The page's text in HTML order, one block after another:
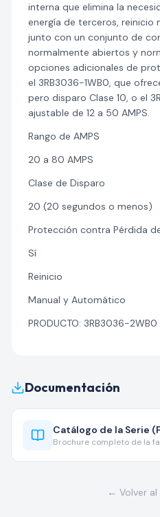
interna que elimina la
energía de terceros, reinicio
junto con un conjunto de
normalmente abiertos y
opciones adicionales de
el 3RB3036-1WB0, que
pero disparo Clase 10, o el
ajustable de 12 a 50 AMPS.
Rango de AMPS
20 a 80 AMPS
Clase de Disparo
20 (20 segundos o menos)
Protección contra Pérdida
Sí
Reinicio
Manual y Automático
PRODUCTO: 3RB3036-
Documentación
Catálogo de la Serie
Brochure completo de la
← Volver